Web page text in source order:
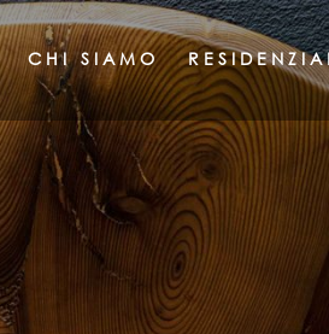
CHI SIAMO